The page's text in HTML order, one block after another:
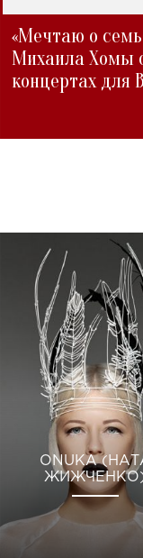
«Мечтаю о
Михаила Хомы
концертах для
ONUKA